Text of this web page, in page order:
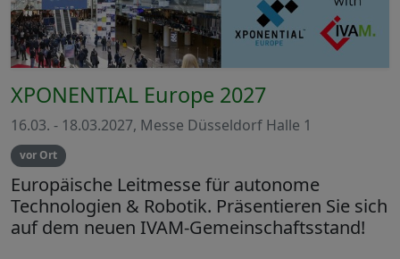
XPONENTIAL Europe 2027
16.03. - 18.03.2027, Messe Düsseldorf Halle 1
vor Ort
Europäische Leitmesse für autonome
Technologien & Robotik. Präsentieren Sie sich
auf dem neuen IVAM-Gemeinschaftsstand!